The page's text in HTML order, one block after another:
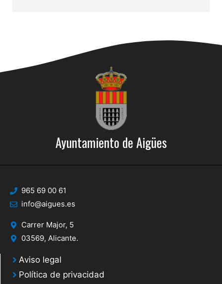
Ayuntamiento de Aigües
965 69 00 61
info@aigues.es
Carrer Major, 5
03569, Alicante.
Aviso legal
Política de privacidad